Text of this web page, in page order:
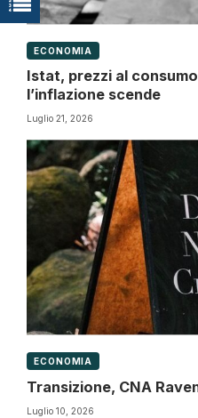
ECONOMIA
Istat, prezzi al
l’inflazione scende
Luglio 21, 2026
ECONOMIA
Transizione, CNA
Luglio 10, 2026